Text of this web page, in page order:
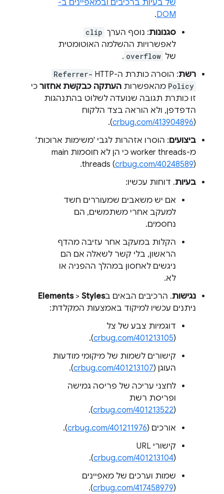
של בעיות ברכיבים ובמאפיינים ב-
DOM
.
סגנונות: נוסף הערך clip
לאפשרויות ההשלמה האוטומטית
של overflow
.
רשת: הוסרה כותרת ה-HTTP‏
Referrer-
Policy מהאפשרות העתקה כבקשת אחזור כי
זו כותרת תגובה שנועדה לשלוט בהתנהגות
הדפדפן, ולא הוראה בצד הלקוח
(
crbug.com/413904896
).
ביצועים: הוסרו אזהרות לגבי 'משימות ארוכות'
מ-worker threads כי הן לא חוסמות main
threads (crbug.com/40248589).
בעיות. דוחות עכשיו:
אם יש משאבים שמעוררים חשד
למעקב אחרי משתמשים, הם
נחסמים.
הקלות במעקב אחר עזיבה מהדף
הראשון, בלי קשר לשאלה אם הם
ניגשים לאחסון במהלך ההפניה או
לא.
נגישות. הרכיבים הבאים ב Elements> Styles
ניתנים עכשיו למיקוד באמצעות המקלדת:
דוגמיות צבע של צל
(
crbug.com/401213105
).
קישורים לשמות של מיקומי מודעות
העוגן (crbug.com/401213107
).
לחצני עריכה של פריסה גמישה
ופריסת רשת
(
crbug.com/401213522
).
אורכים (crbug.com/401211976
).
(
crbug.com/401213104
).
שמות וערכים של מאפיינים
(
crbug.com/417458979
).